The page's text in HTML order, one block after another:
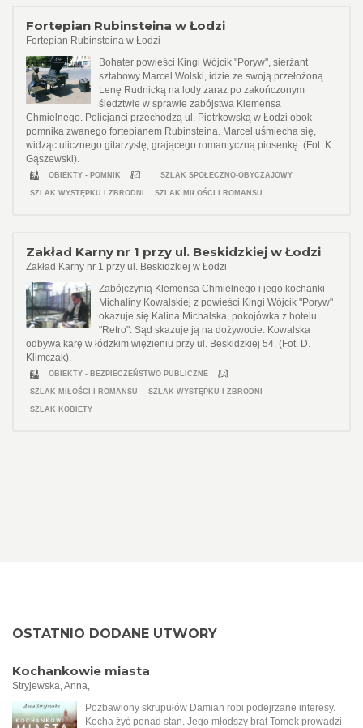
Fortepian Rubinsteina w Łodzi
Fortepian Rubinsteina w Łodzi
Bohater powieści Kingi Wójcik "Poryw", sierżant
sztabowy Marcel Wolski, idzie ze swoją przełożoną
Lenę Rudnicką na lody zaraz po zakończonym
śledztwie w sprawie zabójstwa Klemensa
Chmielnego. Policjanci przechodzą ul. Piotrkowską w Łodzi obok
pomnika zwanego fortepianem Rubinsteina. Marcel uśmiecha się,
widząc ulicznego gitarzystę, grającego romantyczną piosenkę. (Fot. K.
Gąszewski).
OBIEKTY - POMNIK SZLAK SPOŁECZNO-OBYCZAJOWY
SZLAK WYSTĘPKU I ZBRODNI SZLAK MIŁOŚCI I ROMANSU
Zakład Karny nr 1 przy ul. Beskidzkiej w Łodzi
Zakład Karny nr 1 przy ul. Beskidzkiej w Łodzi
Zabójczynią Klemensa Chmielnego i jego kochanki
Michaliny Kowalskiej z powieści Kingi Wójcik "Poryw"
okazuje się Kalina Michalska, pokojówka z hotelu
"Retro". Sąd skazuje ją na dożywocie. Kowalska
odbywa karę w łódzkim więzieniu przy ul. Beskidzkiej 54. (Fot. D.
Klimczak).
OBIEKTY - BEZPIECZEŃSTWO PUBLICZNE
SZLAK MIŁOŚCI I ROMANSU SZLAK WYSTĘPKU I ZBRODNI
SZLAK KOBIETY
OSTATNIO DODANE UTWORY
Kochankowie miasta
Stryjewska, Anna,
Pozbawiony skrupułów Damian robi podejrzane interesy.
Kocha żyć ponad stan. Jego młodszy brat Tomek prowadzi